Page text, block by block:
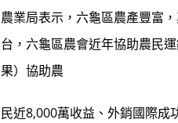
農業局表示，六龜區農產豐富
台，六龜區農會近年協助農民
果）協助農
民近8,000萬收益、外銷國際成